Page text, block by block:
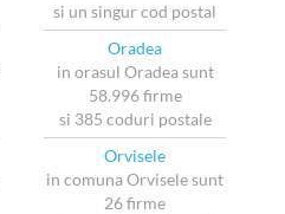
si un singur cod postal
Oradea
in orasul Oradea sunt
58.996 firme
si 385 coduri postale
Orvisele
in comuna Orvisele sunt
26 firme